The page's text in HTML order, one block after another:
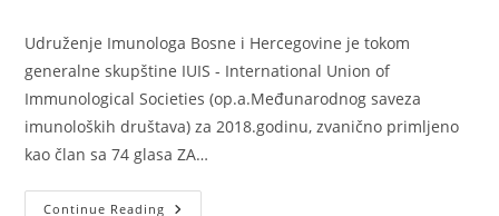
Udruženje Imunologa Bosne i Hercegovine je tokom
generalne skupštine IUIS - International Union of
Immunological Societies (op.a.Međunarodnog saveza
imunoloških društava) za 2018.godinu, zvanično primljeno
kao član sa 74 glasa ZA…
Continue Reading Udruženje